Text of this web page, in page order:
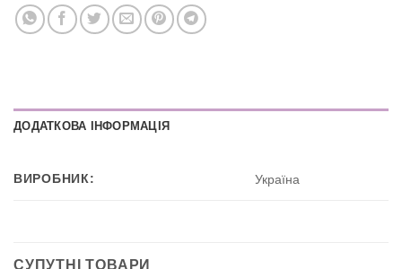
ДОДАТКОВА ІНФОРМАЦІЯ
ВИРОБНИК: Україна
СУПУТНІ ТОВАРИ